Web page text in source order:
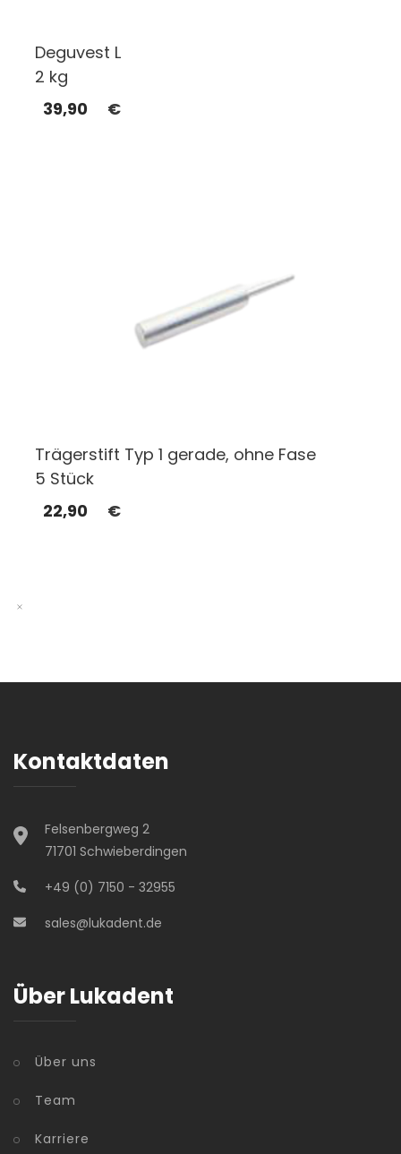
Deguvest L
2 kg
39,90
€
Trägerstift Typ 1 gerade, ohne Fase
5 Stück
22,90
€
Kontaktdaten
Felsenbergweg 2
71701 Schwieberdingen
+49 (0) 7150 - 32955
sales@lukadent.de
Über Lukadent
Über uns
Team
Karriere